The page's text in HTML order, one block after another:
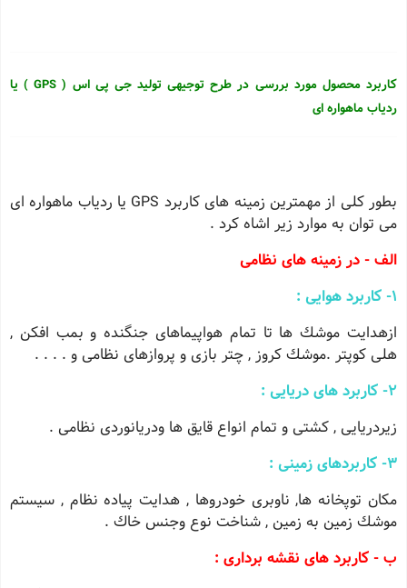
کاربرد محصول مورد بررسی در طرح توجیهی تولید جی پی اس ( GPS )
یا
ردیاب ماهواره ای
بطور كلی از مهمترین زمینه های كاربرد GPS یا ردیاب ماهواره ای
می توان به موارد زیر اشاه كرد .
الف - در زمینه های نظامی
1- كاربرد هوایی :
ازهدایت موشك ها تا تمام هواپیماهای جنگنده و بمب افكن ,
هلی كوپتر .موشك كروز , چتر بازی و پروازهای نظامی و . . . .
2- كاربرد های دریایی :
زیردریایی , كشتی و تمام انواع قایق ها ودریانوردی نظامی .
3- كاربردهای زمینی :
مكان توپخانه ها, ناوبری خودروها , هدایت پیاده نظام , سیستم
موشك زمین به زمین , شناخت نوع وجنس خاك .
ب - كاربرد های نقشه برداری :